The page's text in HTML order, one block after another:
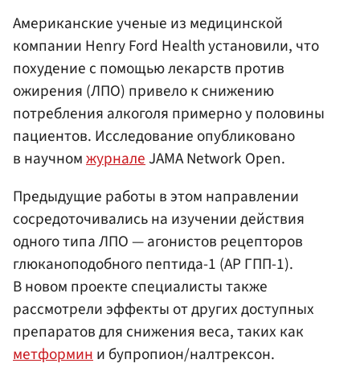
Американские ученые из медицинской
компании Henry Ford Health установили, что
похудение с помощью лекарств против
ожирения (ЛПО) привело к снижению
потребления алкоголя примерно у половины
пациентов. Исследование опубликовано
в научномжурналеJAMA Network Open.
Предыдущие работы в этом направлении
сосредоточивались на изучении действия
одного типа ЛПО — агонистов рецепторов
глюканоподобного пептида-1 (АР ГПП-1).
В новом проекте специалисты также
рассмотрели эффекты от других доступных
препаратов для снижения веса, таких как
метформини бупропион/налтрексон.